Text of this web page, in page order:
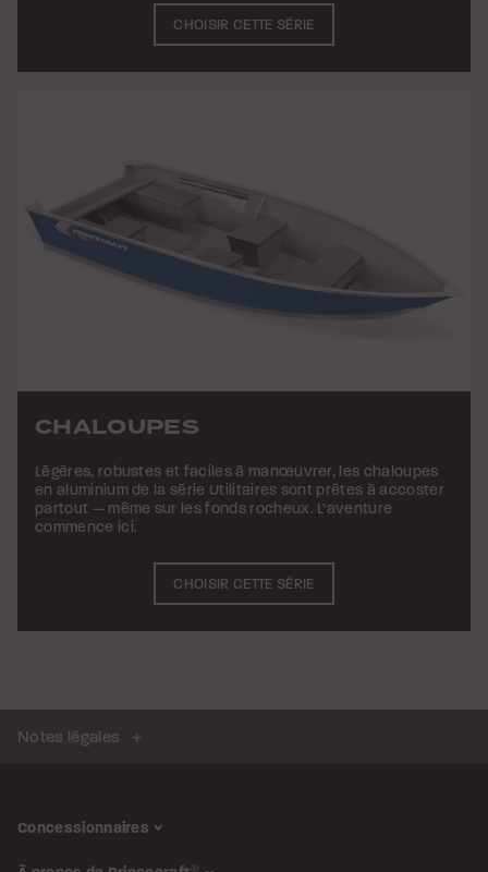
CHOISIR CETTE SÉRIE
CHALOUPES
Légères, robustes et faciles à manœuvrer, les chaloupes
en aluminium de la série Utilitaires sont prêtes à accoster
partout — même sur les fonds rocheux. L’aventure
commence ici.
CHOISIR CETTE SÉRIE
Notes légales
Concessionnaires
®